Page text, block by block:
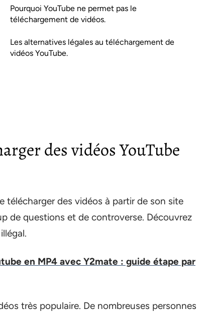
Pourquoi YouTube ne permet pas le
téléchargement de vidéos.
Les alternatives légales au téléchargement de
vidéos YouTube.
des vidéos YouTube
télécharger des vidéos à partir de son site
de questions et de controverse. Découvrez
en MP4 avec Y2mate : guide étape par
très populaire. De nombreuses personnes